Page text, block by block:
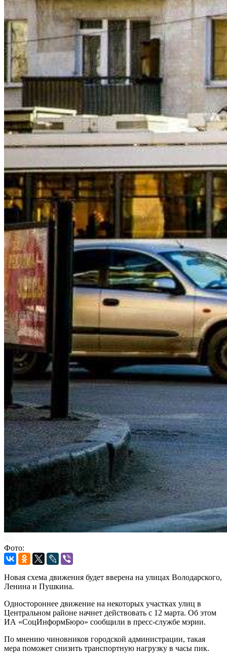
Фото:
Новая схема движения будет вверена на улицах Володарского,
Ленина и Пушкина.
Одностороннее движение на некоторых участках улиц в
Центральном районе начнет действовать с 12 марта. Об этом
ИА «СоцИнформБюро» сообщили в пресс-службе мэрии.
По мнению чиновников городской администрации, такая
мера поможет снизить транспортную нагрузку в часы пик.